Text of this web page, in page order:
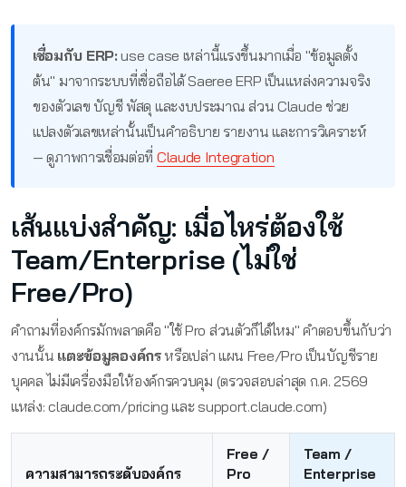
เชื่อมกับ ERP: use case เหล่านี้แรงขึ้นมากเมื่อ "ข้อมูลตั้ง
ต้น" มาจากระบบที่เชื่อถือได้ Saeree ERP เป็นแหล่งความจริง
ของตัวเลข บัญชี พัสดุ และงบประมาณ ส่วน Claude ช่วย
แปลงตัวเลขเหล่านั้นเป็นคำอธิบาย รายงาน และการวิเคราะห์
— ดูภาพการเชื่อมต่อที่ Claude Integration
เส้นแบ่งสำคัญ: เมื่อไหร่ต้องใช้
Team/Enterprise (ไม่ใช่
Free/Pro)
คำถามที่องค์กรมักพลาดคือ "ใช้ Pro ส่วนตัวก็ได้ไหม" คำตอบขึ้นกับว่า
งานนั้น แตะข้อมูลองค์กรหรือเปล่า แผน Free/Pro เป็นบัญชีราย
บุคคล ไม่มีเครื่องมือให้องค์กรควบคุม (ตรวจสอบล่าสุด ก.ค. 2569
แหล่ง: claude.com/pricing และ support.claude.com)
ความสามารถระดับองค์กร
Free /
Pro
Team /
Enterprise